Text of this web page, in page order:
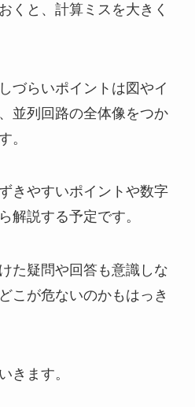
くと、計算ミスを大きく
づらいポイントは図やイ
並列回路の全体像をつか
。
きやすいポイントや数字
解説する予定です。
た疑問や回答も意識しな
こが危ないのかもはっき
きます。